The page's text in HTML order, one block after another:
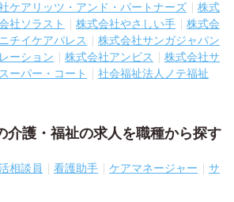
ケアリッツ・アンド・パートナーズ
株式
社ソラスト 株式会社やさしい手
株式会
チイケアパレス
株式会社サンガジャパン
ーション
株式会社アンビス
株式会社サ
ーパー・コート
社会福祉法人ノテ福祉
介護・福祉の求人を職種から探す
相談員 看護助手 ケアマネージャー
サ